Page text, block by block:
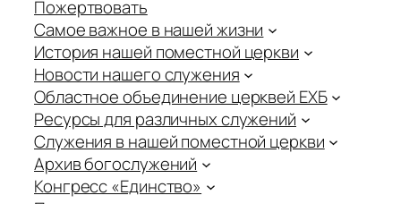
Пожертвовать
Самое важное в нашей жизни
История нашей поместной церкви
Новости нашего служения
Областное объединение церквей ЕХБ
Ресурсы для различных служений
Служения в нашей поместной церкви
Архив богослужений
Конгресс «Единство»